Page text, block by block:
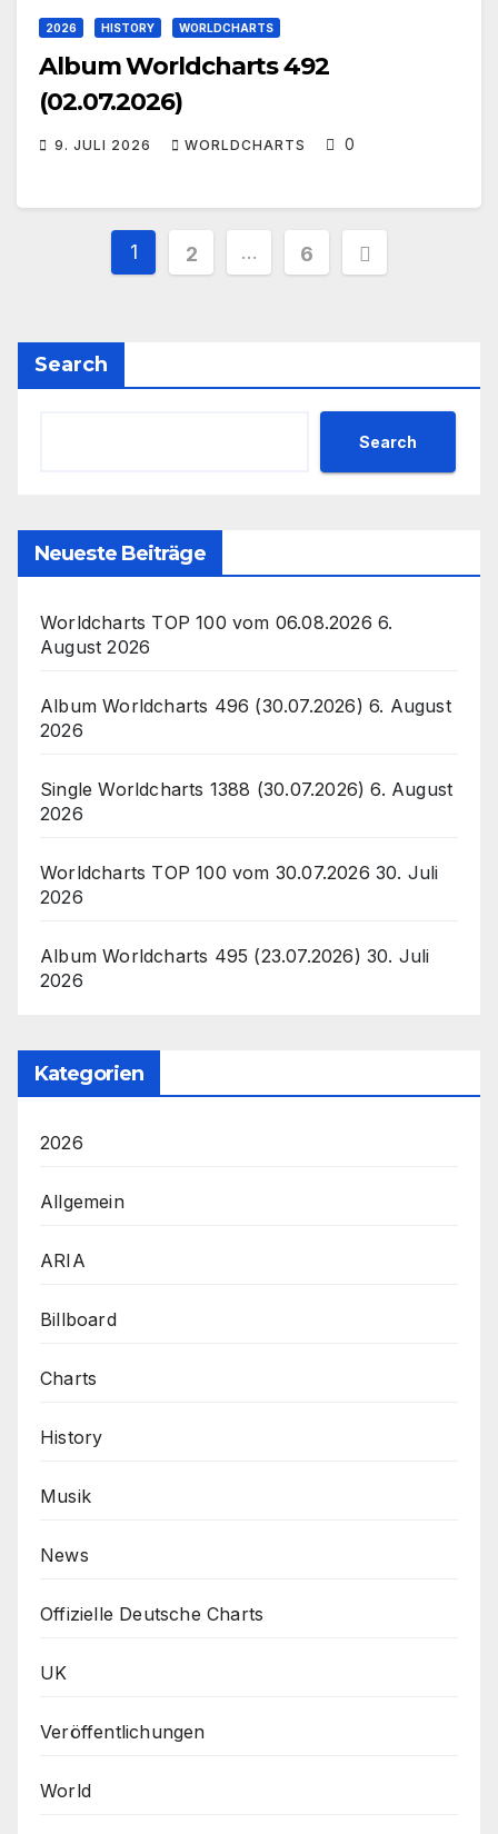
2026 HISTORY WORLDCHARTS
Album Worldcharts 492
(02.07.2026)
9. JULI 2026 WORLDCHARTS 0
Seitennummerierung
Beiträge
1 2 … 6
Search
Search
Neueste Beiträge
Worldcharts TOP 100 vom 06.08.2026 6.
August 2026
Album Worldcharts 496 (30.07.2026) 6. August
2026
Single Worldcharts 1388 (30.07.2026) 6. August
2026
Worldcharts TOP 100 vom 30.07.2026 30. Juli
2026
Album Worldcharts 495 (23.07.2026) 30. Juli
2026
Kategorien
2026
Allgemein
ARIA
Billboard
Charts
History
Musik
News
Offizielle Deutsche Charts
UK
Veröffentlichungen
World